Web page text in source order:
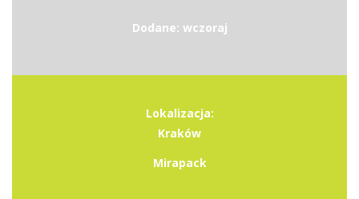
Dodane: wczoraj
Lokalizacja:
Kraków
Mirapack